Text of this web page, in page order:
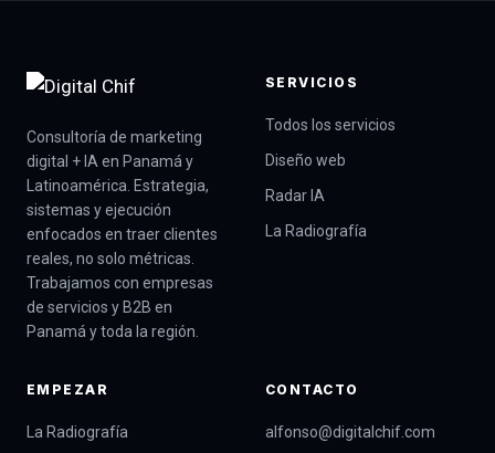
Consultoría de marketing
digital + IA en Panamá y
Latinoamérica. Estrategia,
sistemas y ejecución
enfocados en traer clientes
reales, no solo métricas.
Trabajamos con empresas
de servicios y B2B en
Panamá y toda la región.
SERVICIOS
Todos los servicios
Diseño web
Radar IA
La Radiografía
EMPEZAR
La Radiografía
CONTACTO
alfonso@digitalchif.com